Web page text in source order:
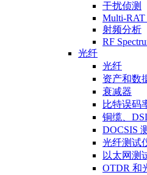
干扰侦测
Multi-RAT
射频分析
RF
光纤
光纤
资产和数
衰减器
比特误码
铜缆、
DOCSIS
光纤测试
以太网测
OTDR 和